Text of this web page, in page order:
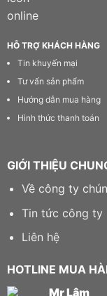
HỖ TRỢ KHÁCH HÀNG
Tin khuyến mại
Tư vấn sản phẩm
Hướng dẫn mua hàng
Hình thức thanh toán
GIỚI THIỆU
Về công ty
Tin tức công ty
Liên hệ
HOTLINE MUA
Mr Lâm